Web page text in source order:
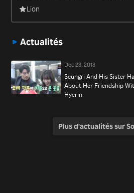
Lion
Actualités
Dec 28, 2018
Seungri And His Sister
About Her Friendship
Hyerin
Plus d'actualités sur